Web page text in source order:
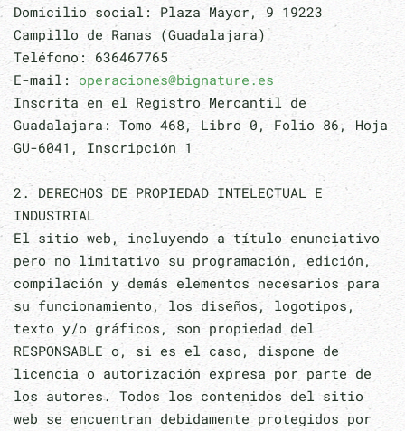
Domicilio social: Plaza Mayor, 9 19223
Campillo de Ranas (Guadalajara)
Teléfono: 636467765
E-mail:operaciones@bignature.es
Inscrita en el Registro Mercantil de
Guadalajara: Tomo 468, Libro 0, Folio 86, Hoja
GU-6041, Inscripción 1
2. DERECHOS DE PROPIEDAD INTELECTUAL E
INDUSTRIAL
El sitio web, incluyendo a título enunciativo
pero no limitativo su programación, edición,
compilación y demás elementos necesarios para
su funcionamiento, los diseños, logotipos,
texto y/o gráficos, son propiedad del
RESPONSABLE o, si es el caso, dispone de
licencia o autorización expresa por parte de
los autores. Todos los contenidos del sitio
web se encuentran debidamente protegidos por